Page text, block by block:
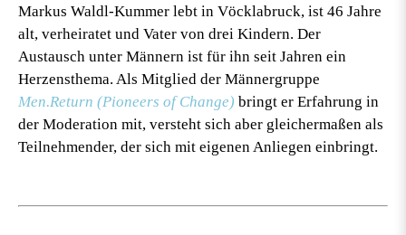
Markus Waldl-Kummer lebt in Vöcklabruck, ist 46 Jahre
alt, verheiratet und Vater von drei Kindern. Der
Austausch unter Männern ist für ihn seit Jahren ein
Herzensthema. Als Mitglied der Männergruppe
Men.Return (Pioneers of Change) bringt er Erfahrung in
der Moderation mit, versteht sich aber gleichermaßen als
Teilnehmender, der sich mit eigenen Anliegen einbringt.